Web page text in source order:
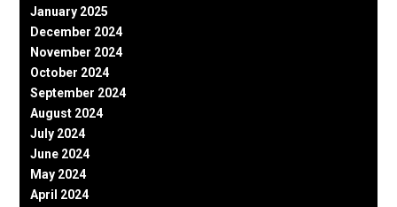
January 2025
December 2024
November 2024
October 2024
September 2024
August 2024
July 2024
June 2024
May 2024
April 2024